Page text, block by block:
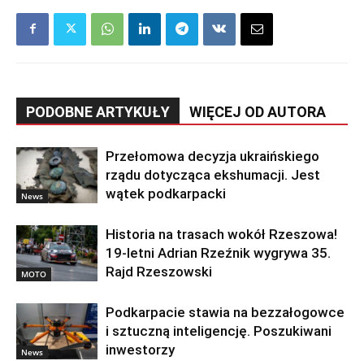
PODOBNE ARTYKUŁY WIĘCEJ OD AUTORA
News
Przełomowa decyzja ukraińskiego
rządu dotycząca ekshumacji. Jest
wątek podkarpacki
MOTO
Historia na trasach wokół Rzeszowa!
19-letni Adrian Rzeźnik wygrywa 35.
Rajd Rzeszowski
News
Podkarpacie stawia na bezzałogowce
i sztuczną inteligencję. Poszukiwani
inwestorzy